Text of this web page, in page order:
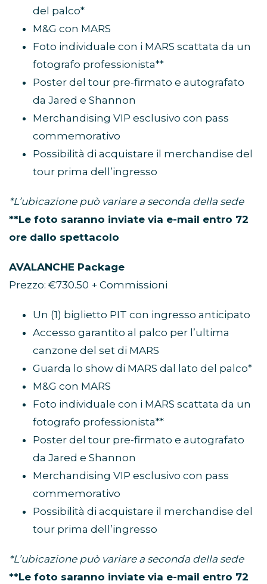
del palco*
M&G con MARS
Foto individuale con i MARS scattata da un
fotografo professionista**
Poster del tour pre-firmato e autografato
da Jared e Shannon
Merchandising VIP esclusivo con pass
commemorativo
Possibilità di acquistare il merchandise del
tour prima dell’ingresso
*L’ubicazione può variare a seconda della sede
**Le foto saranno inviate via e-mail entro 72
ore dallo spettacolo
AVALANCHE Package
Prezzo: €730.50 + Commissioni
Un (1) biglietto PIT con ingresso anticipato
Accesso garantito al palco per l’ultima
canzone del set di MARS
Guarda lo show di MARS dal lato del palco*
M&G con MARS
Foto individuale con i MARS scattata da un
fotografo professionista**
Poster del tour pre-firmato e autografato
da Jared e Shannon
Merchandising VIP esclusivo con pass
commemorativo
Possibilità di acquistare il merchandise del
tour prima dell’ingresso
*L’ubicazione può variare a seconda della sede
**Le foto saranno inviate via e-mail entro 72